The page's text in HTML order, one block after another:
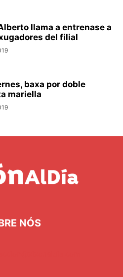
llama a entrenase a
del filial
baxa por doble
mariella
NÓS